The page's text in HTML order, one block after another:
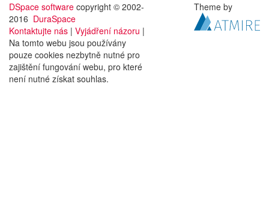
DSpace software copyright © 2002-
2016 DuraSpace
Kontaktujte nás | Vyjádření názoru |
Na tomto webu jsou používány
pouze cookies nezbytně nutné pro
zajištění fungování webu, pro které
není nutné získat souhlas.
Theme by